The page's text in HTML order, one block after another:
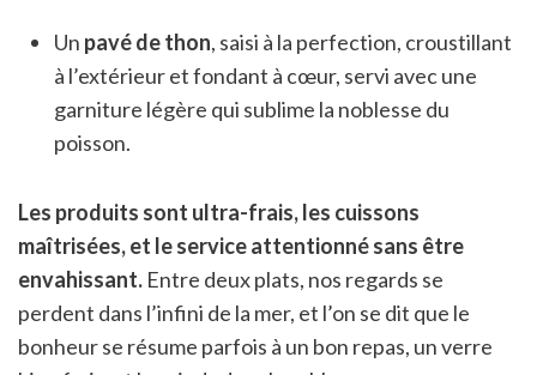
Un pavé de thon, saisi à la perfection, croustillant
à l’extérieur et fondant à cœur, servi avec une
garniture légère qui sublime la noblesse du
poisson.
Les produits sont ultra-frais, les cuissons
maîtrisées, et le service attentionné sans être
envahissant. Entre deux plats, nos regards se
perdent dans l’infini de la mer, et l’on se dit que le
bonheur se résume parfois à un bon repas, un verre